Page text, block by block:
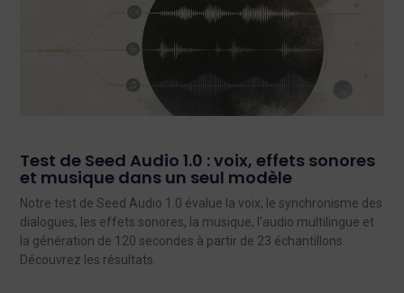
Test de Seed Audio 1.0 : voix, effets sonores
et musique dans un seul modèle
Notre test de Seed Audio 1.0 évalue la voix, le synchronisme des
dialogues, les effets sonores, la musique, l'audio multilingue et
la génération de 120 secondes à partir de 23 échantillons.
Découvrez les résultats.